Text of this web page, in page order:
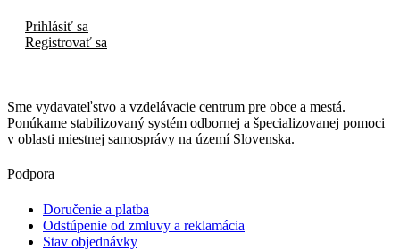
Prihlásiť sa
Registrovať sa
Sme vydavateľstvo a vzdelávacie centrum pre obce a mestá.
Ponúkame stabilizovaný systém odbornej a špecializovanej pomoci
v oblasti miestnej samosprávy na území Slovenska.
Podpora
Doručenie a platba
Odstúpenie od zmluvy a reklamácia
Stav objednávky